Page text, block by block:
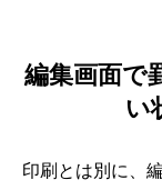
編集画面で
い
印刷とは別に、